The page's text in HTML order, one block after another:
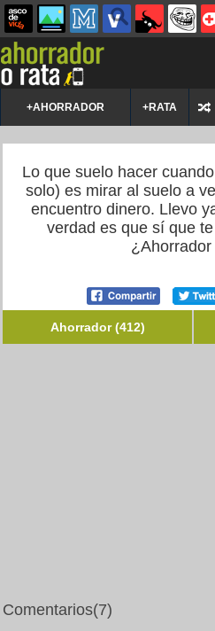
+AHORRADOR +RATA
Lo que suelo hacer
solo) es mirar al suelo a
encuentro dinero. Llevo
verdad es que sí que
Ahorrador (412)
Comentarios(7)